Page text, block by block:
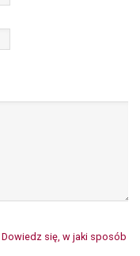
Dowiedz się, w jaki sposób